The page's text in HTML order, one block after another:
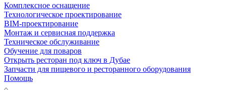
Комплексное оснащение
Технологическое проектирование
BIM-проектирование
Монтаж и сервисная поддержка
Техническое обслуживание
Обучение для поваров
Открыть ресторан под ключ в Дубае
Запчасти для пищевого и ресторанного оборудования
Помощь